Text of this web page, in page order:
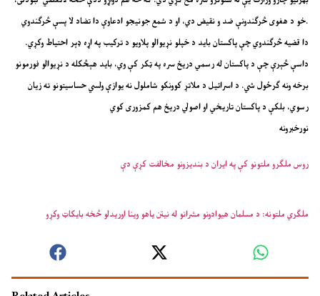
خو د هغوی څرګندونې ضد و نقیض دي، او د شمع جونیجو ادعاوې دا تضاد لا پسې څرګندوي.
دا قضیه څرګندوي چې پاکستان باید د خپلو نړیوالو پلاويو د ترکیب په اړه ډېر احتیاط وکړي.
داسې څېرې چې د پاکستان له رسمي دریځ سره په ټکر کې وي، باید هېڅکله د نړیوالو فورمونو
برخه ونه ګرځول شي. د اسرائیل د ملاتړ کوونکو شاملول نه یوازې ولسي حساسیتونو ته زیان
رسوي، بلکې د پاکستان تاریخي او اصولي دریځ هم کمزوری کوي
نورخبرونه
روس ملګرو ملتونو کې په ایران د بندیزونو مخالفت کړې دې
ملګري ملتونه: د مسلمان هیوادونو مشرانو له نیتن یاهو وینا اوریدلو څخه بایکاټ وکړو